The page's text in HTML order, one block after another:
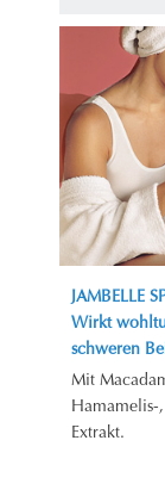
JAMBELLE
Wirkt
schweren
Mit
Hamamelis-
Extrakt.